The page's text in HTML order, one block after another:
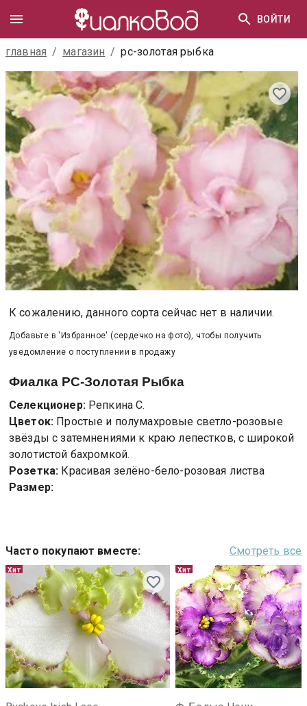
ВОЙТИ
главная / магазин / рс-золотая рыбка
К сожалению, данного сорта сейчас нет в наличии.
Добавьте в 'Избранное' (сердечко на фото), чтобы получить
уведомление о поступлении в продажу
Фиалка РС-Золотая Рыбка
Селекционер: Репкина С.
Цветок: Простые и полумахровые светло-розовые
звёзды с затемнениями к краю лепестков, с широкой
золотистой бахромкой.
Розетка: Красивая зелёно-бело-розовая листва
Размер:
Часто покупают вместе: Смотреть все
Хит Хит